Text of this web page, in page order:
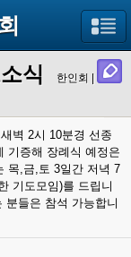
식
한인회 |
벽 2시 10분경 선종
기증해 장례식 예정은
목,금,토 3일간 저녁 7
기도모임)를 드립니
분들은 참석 가능합니